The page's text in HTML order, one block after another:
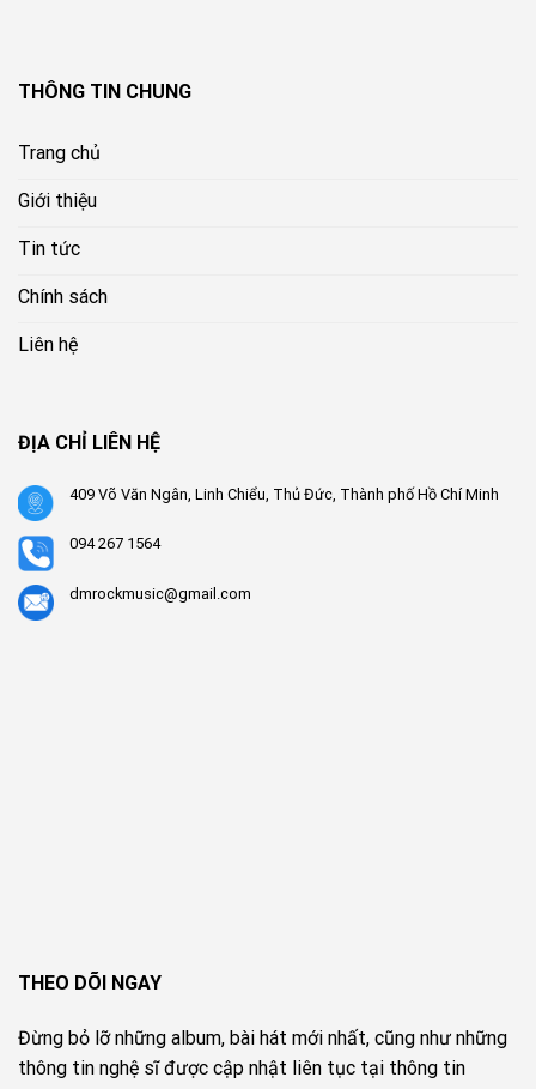
THÔNG TIN CHUNG
Trang chủ
Giới thiệu
Tin tức
Chính sách
Liên hệ
ĐỊA CHỈ LIÊN HỆ
409 Võ Văn Ngân, Linh Chiểu, Thủ Đức, Thành phố Hồ Chí Minh
094 267 1564
dmrockmusic@gmail.com
THEO DÕI NGAY
Đừng bỏ lỡ những album, bài hát mới nhất, cũng như những
thông tin nghệ sĩ được cập nhật liên tục tại thông tin